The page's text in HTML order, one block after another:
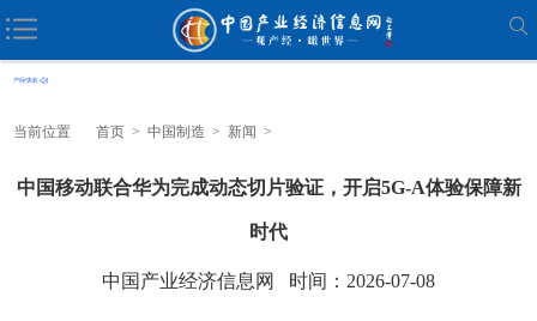
当前位置 首页 > 中国制造 > 新闻 >
中国移动联合华为完成动态切片验证，开启5G-A体验保障新
时代
中国产业经济信息网 时间：2026-07-08